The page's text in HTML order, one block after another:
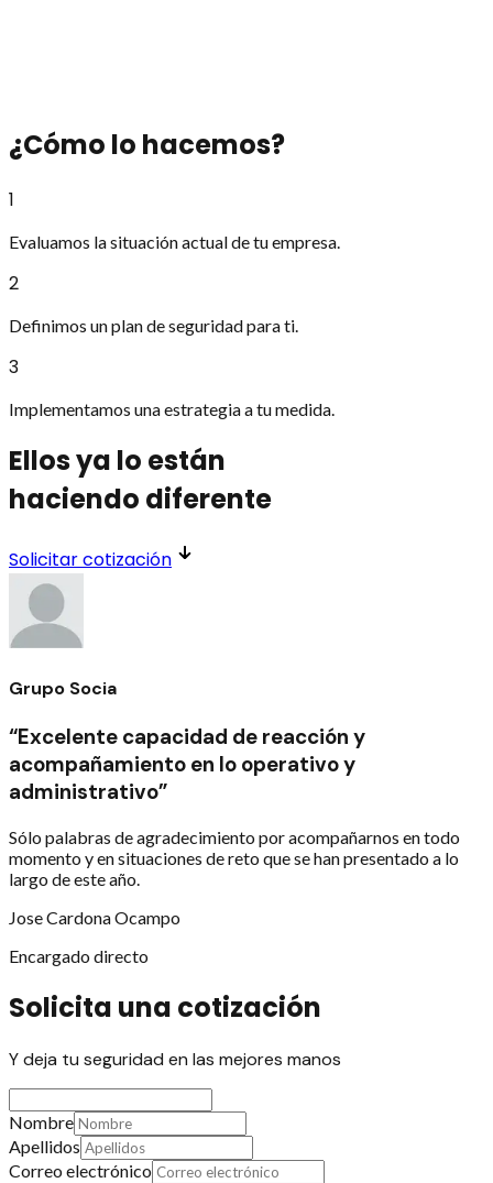
autoridades, brindando primeros auxilios y guiando en
evacuaciones.
¿Cómo lo hacemos?
1
Evaluamos la situación actual de tu empresa.
2
Definimos un plan de seguridad para ti.
3
Implementamos una estrategia a tu medida.
Ellos ya lo están
haciendo diferente
Solicitar cotización
Grupo Socia
“Excelente capacidad de reacción y
acompañamiento en lo operativo y
administrativo”
Sólo palabras de agradecimiento por acompañarnos en todo
momento y en situaciones de reto que se han presentado a lo
largo de este año.
Jose Cardona Ocampo
Encargado directo
Solicita una cotización
Y deja tu seguridad en las mejores manos
Nombre
Apellidos
Correo electrónico